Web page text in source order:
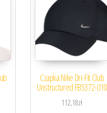
Czapka Nike Dri-Fit Club
Unstructured FB5372-010
112,18zł